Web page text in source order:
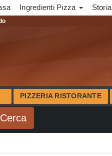
Ingredienti Pizza Storia
PIZZERIA RISTORANTE